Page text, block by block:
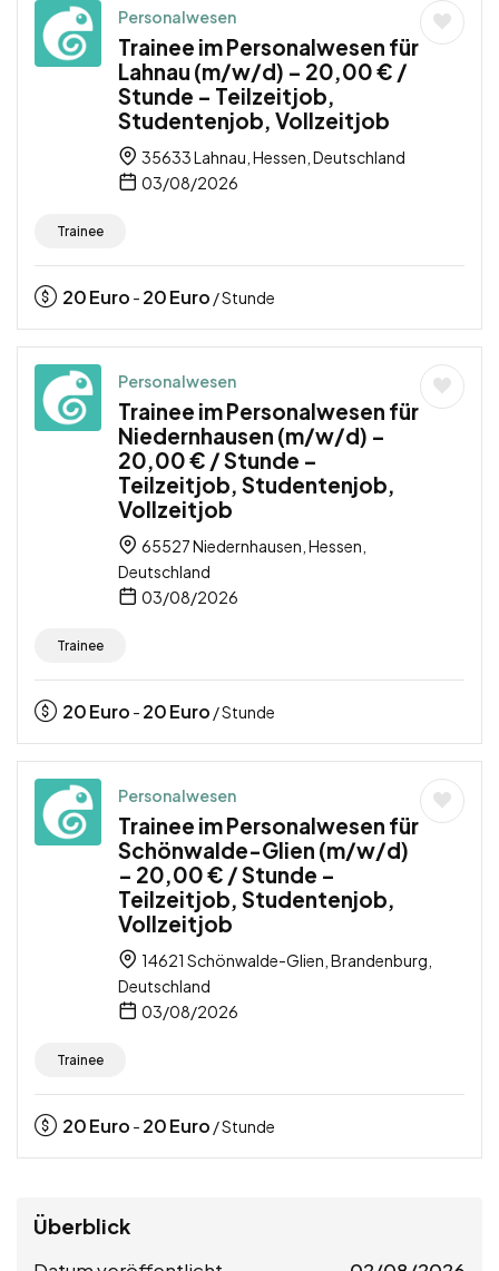
Personalwesen
Trainee im Personalwesen für
Lahnau (m/w/d) – 20,00 € /
Stunde – Teilzeitjob,
Studentenjob, Vollzeitjob
35633 Lahnau, Hessen, Deutschland
03/08/2026
Trainee
20Euro - 20Euro / Stunde
Personalwesen
Trainee im Personalwesen für
Niedernhausen (m/w/d) –
20,00 € / Stunde –
Teilzeitjob, Studentenjob,
Vollzeitjob
65527 Niedernhausen, Hessen,
Deutschland
03/08/2026
Trainee
20Euro - 20Euro / Stunde
Personalwesen
Trainee im Personalwesen für
Schönwalde-Glien (m/w/d)
– 20,00 € / Stunde –
Teilzeitjob, Studentenjob,
Vollzeitjob
14621 Schönwalde-Glien, Brandenburg,
Deutschland
03/08/2026
Trainee
20Euro - 20Euro / Stunde
Überblick